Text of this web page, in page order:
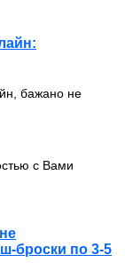
бажано не
с Вами
броски по 3-5